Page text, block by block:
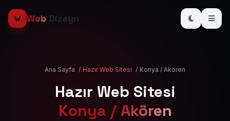
Web Dizayn
Ana Sayfa / Hazır Web Sitesi / Konya / Akören
Hazır Web Sitesi
Konya / Akören